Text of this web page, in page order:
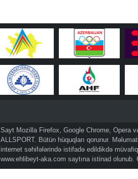
Sayt Mozilla Firefox, Google Chrome, Opera
ALLSPORT. Bütün hüquqları qorunur.
internet səhifələrində istifadə edildikdə
www.ehlibeyt-aka.com saytına istinad olunub.